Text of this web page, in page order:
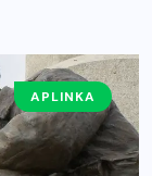
APLINKA